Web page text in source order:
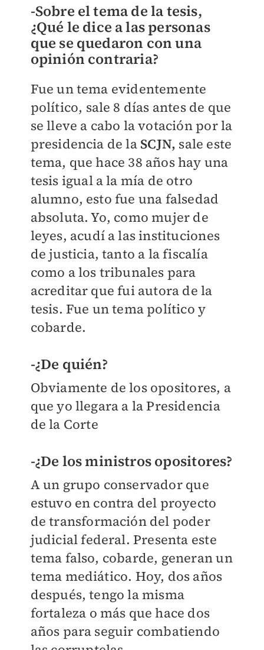
-Sobre el tema de la tesis,
¿Qué le dice a las personas
que se quedaron con una
opinión contraria?
Fue un tema evidentemente
político, sale 8 días antes de que
se lleve a cabo la votación por la
presidencia de la SCJN, sale este
tema, que hace 38 años hay una
tesis igual a la mía de otro
alumno, esto fue una falsedad
absoluta. Yo, como mujer de
leyes, acudí a las instituciones
de justicia, tanto a la fiscalía
como a los tribunales para
acreditar que fui autora de la
tesis. Fue un tema político y
cobarde.
-¿De quién?
Obviamente de los opositores, a
que yo llegara a la Presidencia
de la Corte
-¿De los ministros opositores?
A un grupo conservador que
estuvo en contra del proyecto
de transformación del poder
judicial federal. Presenta este
tema falso, cobarde, generan un
tema mediático. Hoy, dos años
después, tengo la misma
fortaleza o más que hace dos
años para seguir combatiendo